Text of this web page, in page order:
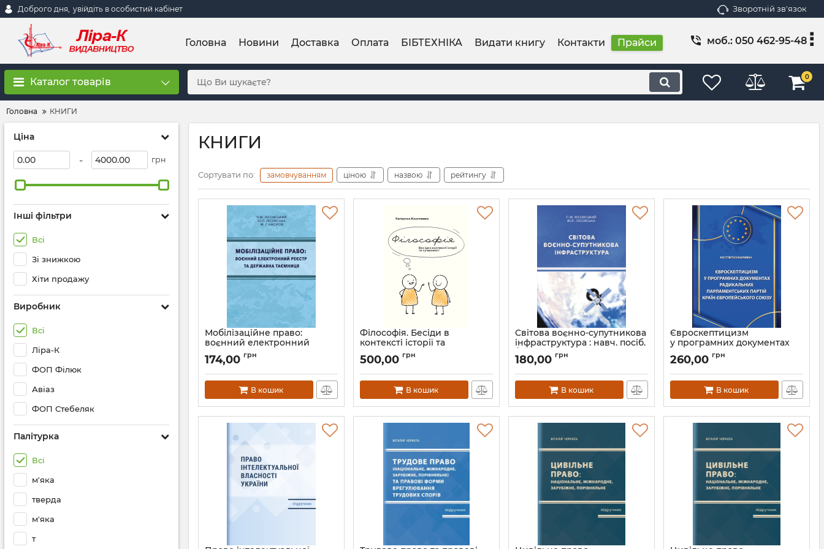
Доброго дня, увійдіть в особистий кабінет Зворотній зв'язок
Головна Новини Доставка Оплата БІБТЕХНІКА Видати книгу Контакти Прайси моб.: 050 462-95-48
Каталог товарів 0
Головна КНИГИ
Ціна
- грн
Інші фільтри
Всі
Зі знижкою
Хіти продажу
Виробник
Всі
Ліра-К
ФОП Філюк
Авіаз
ФОП Стебеляк
Палітурка
Всі
м'яка
тверда
м'яка
т
КНИГИ
Сортувати по: замовчуванням ціною назвою рейтингу
Мобілізаційне право:
воєнний електронний
реєстр та державна
таємниця : навч. посіб.
Лісовський П.М., Лісовська
Ю.П.
Л13342
174,00 грн
В кошик
Філософія. Бесіди в
контексті історії та
сучасності
(передзамовлення)
Артикул: Л13472
500,00 грн
В кошик
Світова воєнно-супутникова
інфраструктура : навч. посіб.
/ Лісовський П.М., Лісовська
Ю.П.
Артикул: Л13341
180,00 грн
В кошик
Євроскептицизм
у програмних документах
радикальних
парламентських партій
країн Європейського Союзу
Артикул:
260,00 грн
В кошик